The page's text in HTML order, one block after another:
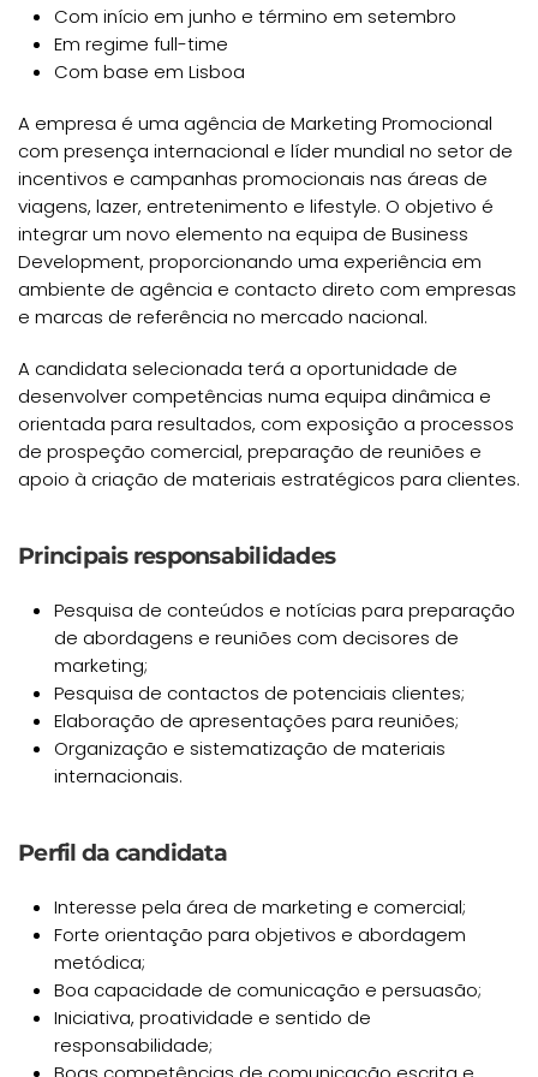
Com início em junho e término em setembro
Em regime full-time
Com base em Lisboa
A empresa é uma agência de Marketing Promocional
com presença internacional e líder mundial no setor de
incentivos e campanhas promocionais nas áreas de
viagens, lazer, entretenimento e lifestyle. O objetivo é
integrar um novo elemento na equipa de Business
Development, proporcionando uma experiência em
ambiente de agência e contacto direto com empresas
e marcas de referência no mercado nacional.
A candidata selecionada terá a oportunidade de
desenvolver competências numa equipa dinâmica e
orientada para resultados, com exposição a processos
de prospeção comercial, preparação de reuniões e
apoio à criação de materiais estratégicos para clientes.
Principais responsabilidades
Pesquisa de conteúdos e notícias para preparação
de abordagens e reuniões com decisores de
marketing;
Pesquisa de contactos de potenciais clientes;
Elaboração de apresentações para reuniões;
Organização e sistematização de materiais
internacionais.
Perfil da candidata
Interesse pela área de marketing e comercial;
Forte orientação para objetivos e abordagem
metódica;
Boa capacidade de comunicação e persuasão;
Iniciativa, proatividade e sentido de
responsabilidade;